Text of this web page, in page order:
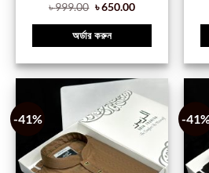
৳999.00 ৳650.00
অর্ডার করুন
-41% -